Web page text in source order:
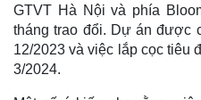
GTVT Hà Nội và phía
tháng trao đổi. Dự án được
12/2023 và việc lắp cọc tiêu
3/2024.